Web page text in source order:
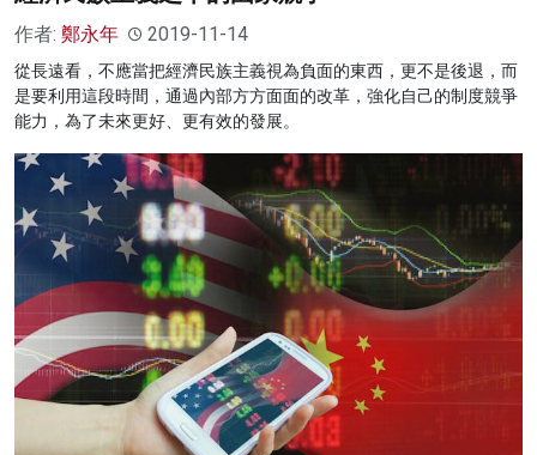
作者: 鄭永年 2019-11-14
從長遠看，不應當把經濟民族主義視為負面的東西，更不是後退，而
是要利用這段時間，通過內部方方面面的改革，強化自己的制度競爭
能力，為了未來更好、更有效的發展。